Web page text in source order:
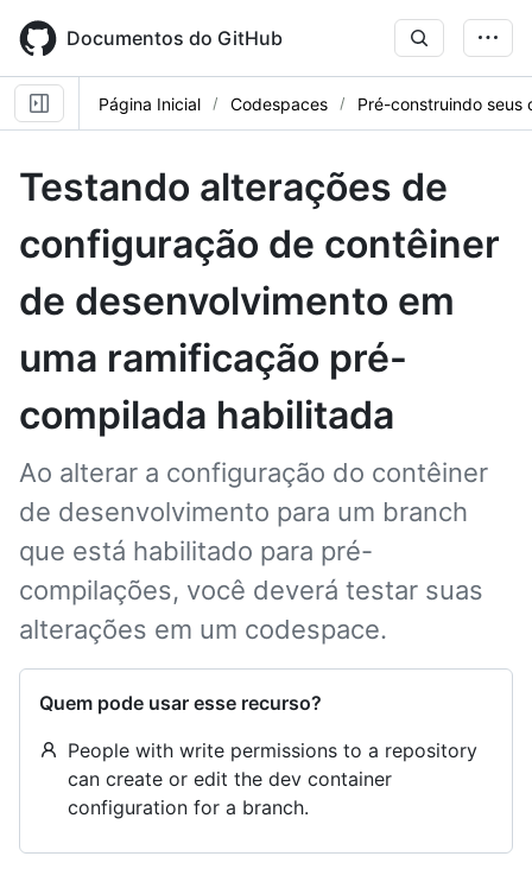
main
content
Documentos do GitHub
Página Inicial Codespaces Pré-construindo seus
Testando alterações de
configuração de contêiner
de desenvolvimento em
uma ramificação pré-
compilada habilitada
Ao alterar a configuração do contêiner
de desenvolvimento para um branch
que está habilitado para pré-
compilações, você deverá testar suas
alterações em um codespace.
Quem pode usar esse recurso?
People with write permissions to a repository
can create or edit the dev container
configuration for a branch.